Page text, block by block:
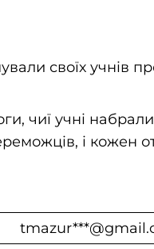
своїх учнів
чиї учні набрали
і кожен